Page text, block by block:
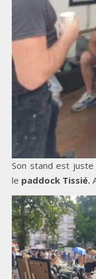
Son stand est
le paddock Tissié.